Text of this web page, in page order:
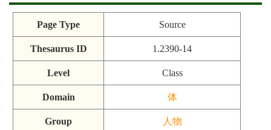
Page Type Source
Thesaurus ID 1.2390-14
Level Class
Domain 体
Group 人物